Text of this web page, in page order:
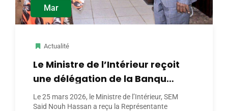
Mar
Actualité
Le Ministre de l’Intérieur reçoit
une délégation de la Banque
mondiale
Le 25 mars 2026, le Ministre de l’Intérieur, SEM
Said Nouh Hassan a reçu la Représentante